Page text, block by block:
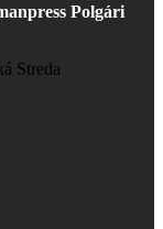
Polgári
Streda